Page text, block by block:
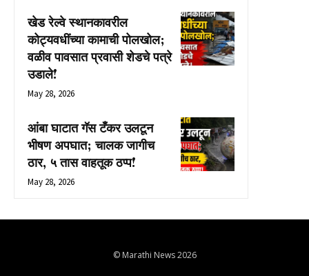
खेड रेल्वे स्थानकावरील
कोट्यवधींच्या कामाची पोलखोल;
वळीव पावसात प्रवासी शेडचे पत्रे
उडाले!
May 28, 2026
आंबा घाटात गॅस टँकर उलटून
भीषण अपघात; चालक जागीच
ठार, ५ तास वाहतूक ठप्प!
May 28, 2026
© Marathi News 2026